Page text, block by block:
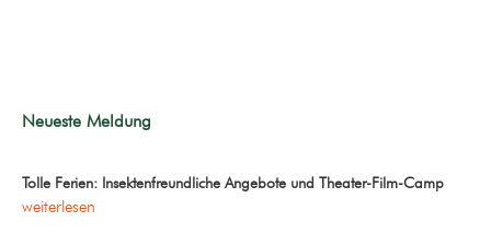
Neueste Meldung
Tolle Ferien: Insektenfreundliche Angebote und Theater-Film-Camp
weiterlesen